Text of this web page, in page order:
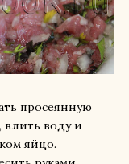
просеянную
влить воду и
яйцо.